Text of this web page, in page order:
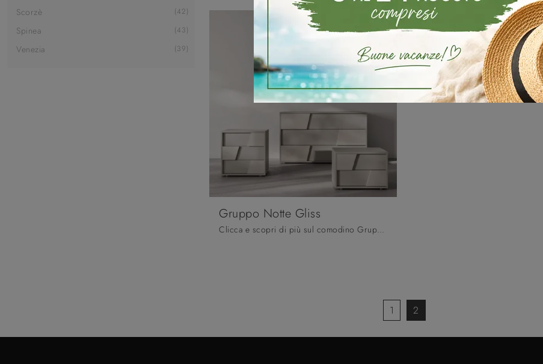
Scorzè 42
Spinea 43
Venezia 39
Gruppo Notte Gliss
Clicca e scopri di più sul comodino Gruppo Notte Gliss: Comodini e cassettiere di Orme sono ideali per spazi moderni.
1 2